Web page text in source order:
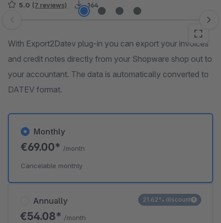
5.0 (7 reviews) 164
Skip image gallery
With Export2Datev plug-in you can export your invoices
and credit notes directly from your Shopware shop out to
your accountant. The data is automatically converted to
DATEV format.
Annually
€54.08* /month
21.62% discount
Monthly
€69.00* /month
Cancelable monthly